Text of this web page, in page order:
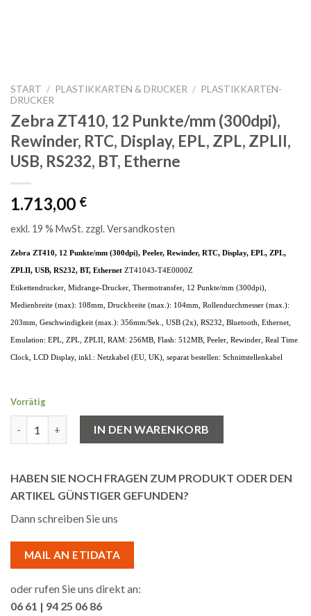
START / PLASTIKKARTEN & DRUCKER / PLASTIKKARTEN-
DRUCKER
Zebra ZT410, 12 Punkte/mm (300dpi),
Rewinder, RTC, Display, EPL, ZPL, ZPLII,
USB, RS232, BT, Etherne
1.713,00 €
exkl. 19 % MwSt. zzgl.Versandkosten
Zebra ZT410, 12 Punkte/mm (300dpi), Peeler, Rewinder, RTC, Display, EPL, ZPL,
ZPLII, USB, RS232, BT, Ethernet ZT41043-T4E0000Z
Etikettendrucker, Midrange-Drucker, Thermotransfer, 12 Punkte/mm (300dpi),
Medienbreite (max): 108mm, Druckbreite (max.): 104mm, Rollendurchmesser (max.):
203mm, Geschwindigkeit (max.): 356mm/Sek., USB (2x), RS232, Bluetooth, Ethernet,
Emulation: EPL, ZPL, ZPLII, RAM: 256MB, Flash: 512MB, Peeler, Rewinder, Real Time
Clock, LCD Display, inkl.: Netzkabel (EU, UK), separat bestellen: Schnittstellenkabel
Vorrätig
IN DEN WARENKORB
HABEN SIE NOCH FRAGEN ZUM PRODUKT ODER DEN
ARTIKEL GÜNSTIGER GEFUNDEN?
Dann schreiben Sie uns
MAIL AN ETIDATA
oder rufen Sie uns direkt an:
06 61 | 94 25 06 86